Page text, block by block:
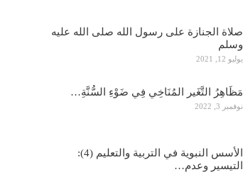
صلاة الجنازة على رسول الله صلى الله عليه
وسلم
يوليو 12, 2021
مَظَاهِرُ التَّغَير المُنَاخِي فِي ضَوْءِ السُّنَّةِ…
نوفمبر 3, 2022
الأسس النبوية في التربية والتعليم (4):
التيسير وعدم…